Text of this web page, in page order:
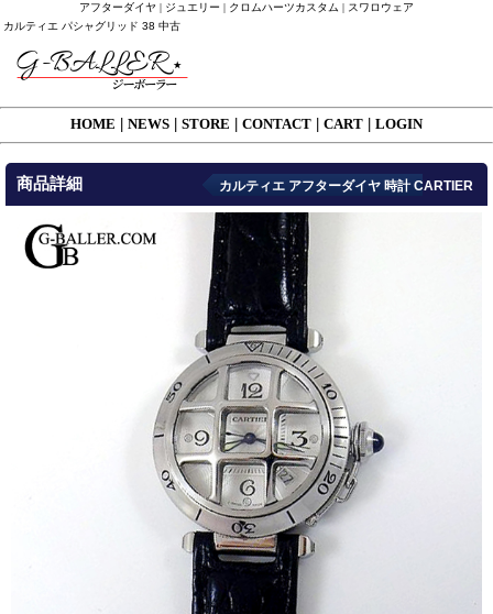
アフターダイヤ | ジュエリー | クロムハーツカスタム | スワロウェア
カルティエ パシャグリッド 38 中古
HOME NEWS STORE CONTACT CART LOGIN
商品詳細 カルティエ アフターダイヤ 時計 CARTIER